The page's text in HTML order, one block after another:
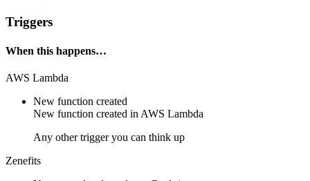
Triggers
When this happens…
AWS Lambda
New function created
New function created in AWS Lambda
Any other trigger you can think up
Zenefits